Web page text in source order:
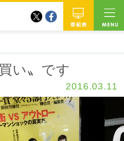
twitterfacebook
い〟です
2016.03.11